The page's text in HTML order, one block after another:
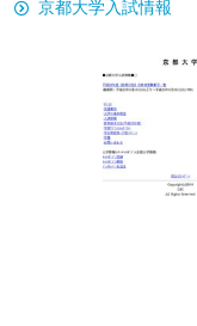
京都大学入試情報